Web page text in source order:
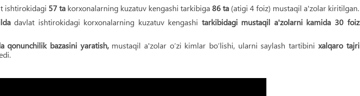
ishtirokidagi 57 ta korxonalarning kuzatuv kengashi tarkibiga 86 ta(atigi 4 foiz) mustaqil a'zolar kiritilgan.
davlat ishtirokidagi korxonalarning kuzatuv kengashi tarkibidagi mustaqil a'zolarni kamida 30
qonunchilik bazasini yaratish,mustaqil a'zolar o‘zi kimlar bo‘lishi, ularni saylash tartibini xalqaro